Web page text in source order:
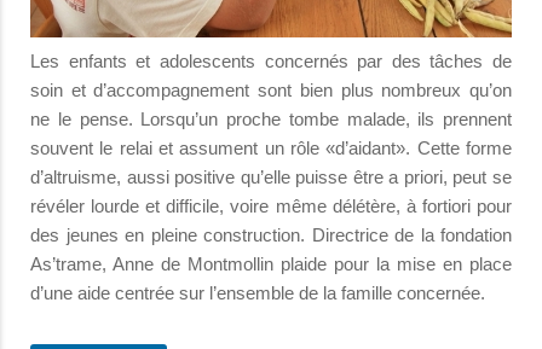
Les enfants et adolescents concernés par des tâches de
soin et d’accompagnement sont bien plus nombreux qu’on
ne le pense. Lorsqu’un proche tombe malade, ils prennent
souvent le relai et assument un rôle «d’aidant». Cette forme
d’altruisme, aussi positive qu’elle puisse être a priori, peut se
révéler lourde et difficile, voire même délétère, à fortiori pour
des jeunes en pleine construction. Directrice de la fondation
As’trame, Anne de Montmollin plaide pour la mise en place
d’une aide centrée sur l’ensemble de la famille concernée.